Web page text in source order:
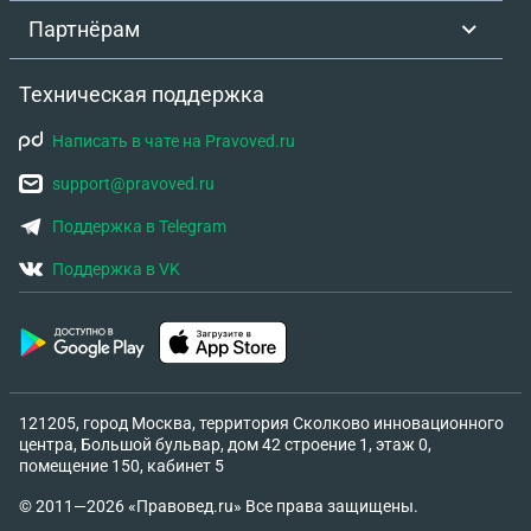
противопожарным нормам, обеспечивая
необходимый предел огнестойкости. Стена
Строительным нормам и правилам (СНиП) по
индексу изоляции воздушного шума, чтобы
обеспечить комфортное проживание в обеих
образованных частях дома. Предлагаю Вам
совместно обсудить детали данного проекта,
строительства стены, а также раздел расходов на
перепланировки в уполномоченных органах.
Готова к конструктивному диалогу для
скорейшего и цивилизованного решения нашего
общего вопроса.) С данными условиями истец не
согласна, в связи с тем, что считаю необходимым
провести строительно-техническую экспертизу и
для меня более надежно произвести выдел своей
Партнёрам
Техническая поддержка
Написать в чате на Pravoved.ru
support@pravoved.ru
Поддержка в Telegram
Поддержка в VK
121205, город Москва, территория Сколково инновационного
центра, Большой бульвар, дом 42 строение 1, этаж 0,
помещение 150, кабинет 5
© 2011—2026 «Правовед.ru» Все права защищены.